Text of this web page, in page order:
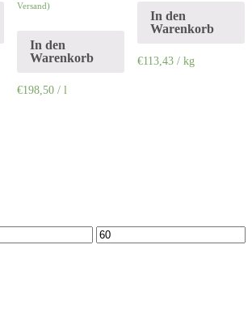
Versand)
In den
Warenkorb
€198,50 /l
In den
Warenkorb
€113,43 /kg